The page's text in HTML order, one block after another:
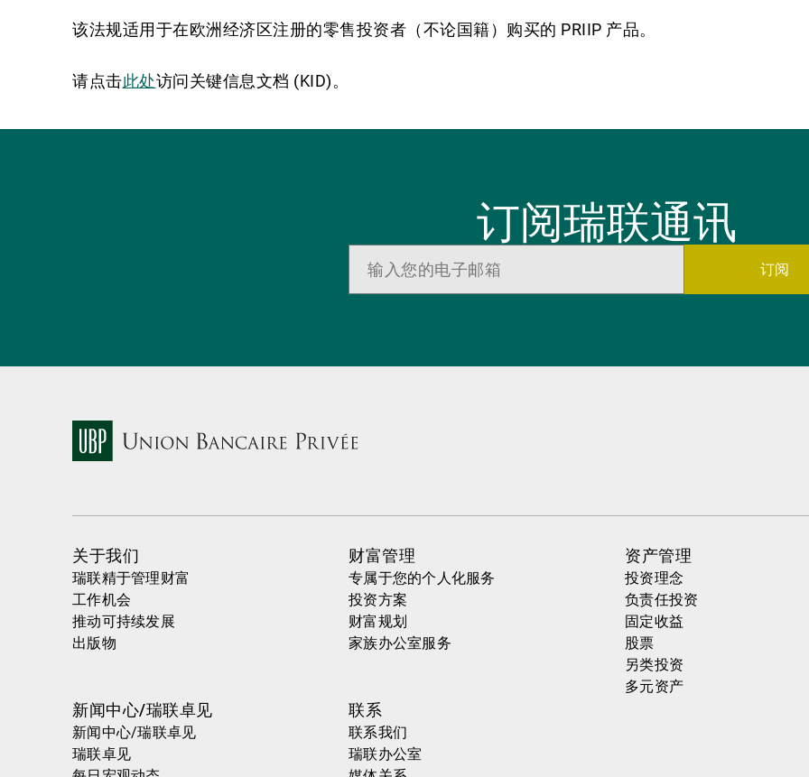
该法规适用于在欧洲经济区注册的零售投资者（不论国籍）购买的 PRIIP 产品。
请点击此处访问关键信息文档 (KID)。
订阅瑞联通讯
订阅
关于我们
瑞联精于管理财富
工作机会
推动可持续发展
出版物
财富管理
专属于您的个人化服务
投资方案
财富规划
家族办公室服务
资产管理
投资理念
负责任投资
固定收益
股票
另类投资
多元资产
新闻中心/瑞联卓见
新闻中心/瑞联卓见
瑞联卓见
联系
联系我们
瑞联办公室